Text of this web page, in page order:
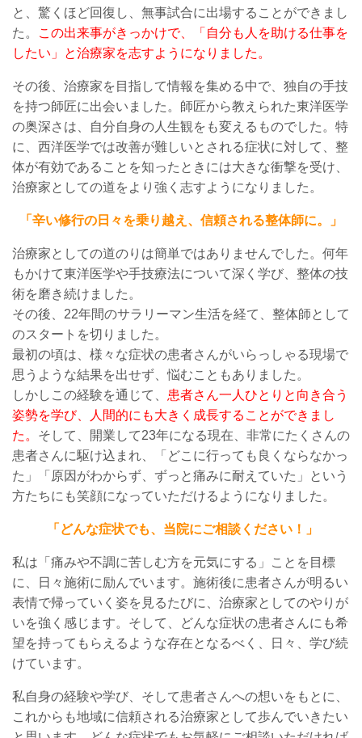
と
、驚くほど回復し、無事試合に出場することができまし
た。
この出来事がきっかけで、「自分も人を助ける仕事を
したい」と治療家を志すようになりました。
その後、 治療家を目指して情報を集める中で、独自の手技
を持つ師匠に出会いました。師匠から教えられた東洋医学
の奥深さ は、
自分自身の人生観をも変えるものでした。特
に、西洋医学では改善が難しいとされる症状に対して、 整
体が有効であることを知ったときには大きな衝撃を受け、
治療家としての道をより強く志すようになりました。
「辛い修行の日々を乗り越え、信頼される整体師に。」
治療家としての道のりは簡単ではありませんでした。 何年
もかけて東洋医学や手技療法について深く学び、 整体の技
術を磨き続けました。
その後
22年間のサラリーマン生活を経て、整体師として
のスタートを切りました。
最初の頃は、様々な症状の患者さんがいらっしゃる現場で
思うような結果を出せず、悩むこともありました。
しかしこの経験を通じて、 患者さん一人ひとりと向き合う
姿勢を学び、人間的にも大きく成長することができまし
た。 そして、開業して23年になる現在 、非常にたくさんの
患者さんに駆け込まれ、「どこに行っても良くならなかっ
た」「原因がわからず、ずっと痛みに耐えていた」という
方たちにも笑顔になっていただけるようになりました。
「どんな症状でも、当院にご相談ください！」
私は「痛みや不調に苦しむ方を元気にする」ことを目標
に、日々施術に励んでいます。施術後に患者さんが明るい
表情で帰っていく姿を見るたびに、治療家としてのやりが
いを強く感じます。 そして、 どんな症状の患者さんに も希
望を持ってもらえるような存在となるべく、日々、学び続
けています。
私自身の経験や学び、そして患者さんへの想いを もと に、
これからも地域に信頼される治療家として歩んでいきたい